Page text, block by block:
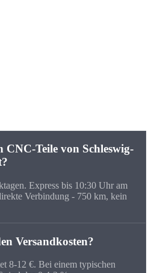
CNC-Teile von Schleswig-
Express bis 10:30 Uhr am
Verbindung - 750 km, kein
Versandkosten?
8-12 €. Bei einem typischen